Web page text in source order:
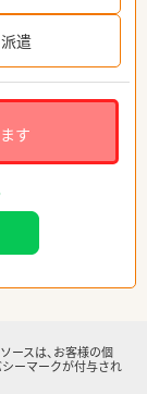
派遣
す
ースは、お客様の個
ーマークが付与され